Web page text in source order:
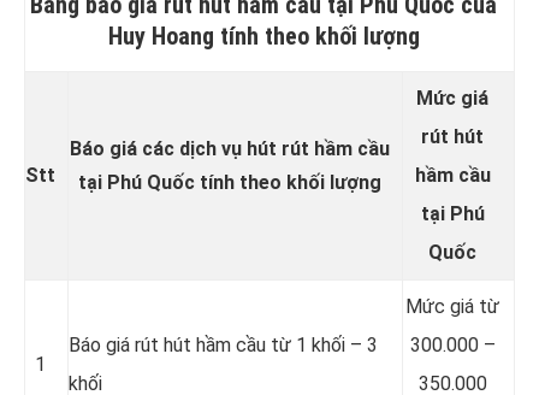
Huy Hoang tính theo khối lượng
Stt
Báo giá các dịch vụ hút rút hầm cầu
tại Phú Quốc tính theo khối lượng
Mức giá
rút hút
hầm cầu
tại Phú
Quốc
1
Báo giá rút hút hầm cầu từ 1 khối – 3
khối
Mức giá từ
300.000 –
350.000